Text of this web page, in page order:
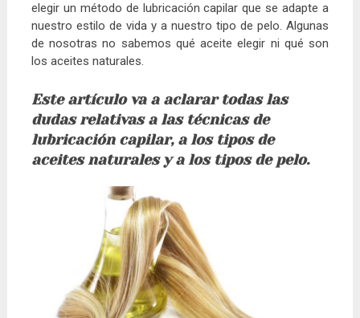
elegir un método de lubricación capilar que se adapte a
nuestro estilo de vida y a nuestro tipo de pelo. Algunas
de nosotras no sabemos qué aceite elegir ni qué son
los aceites naturales.
Este artículo va a aclarar todas las
dudas relativas a las técnicas de
lubricación capilar, a los tipos de
aceites naturales y a los tipos de pelo.